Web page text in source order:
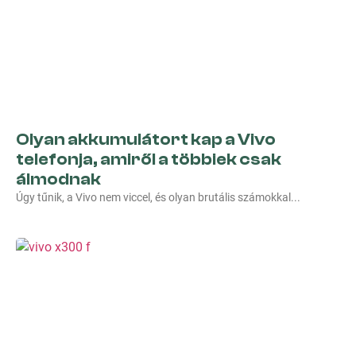
Olyan akkumulátort kap a Vivo
telefonja, amiről a többiek csak
álmodnak
Úgy tűnik, a Vivo nem viccel, és olyan brutális számokkal